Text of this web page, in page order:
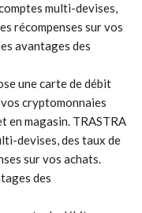
multi-devises,
récompenses sur vos
avantages des
une carte de débit
cryptomonnaies
en magasin. TRASTRA
devises, des taux de
sur vos achats.
des